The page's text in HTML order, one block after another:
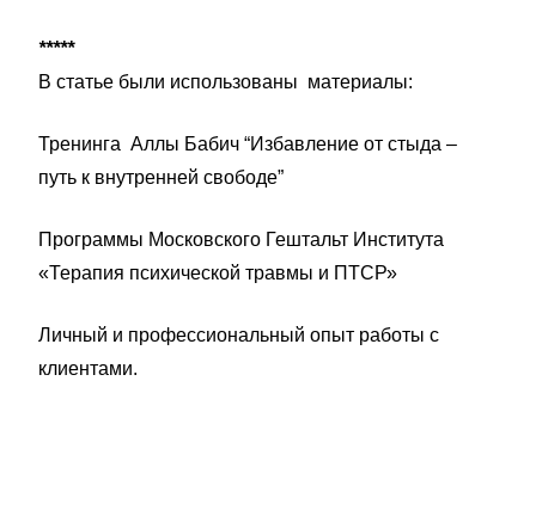
*****
В статье были использованы материалы:
Тренинга Аллы Бабич “Избавление от стыда –
путь к внутренней свободе”
Программы Московского Гештальт Института
«Терапия психической травмы и ПТСР»
Личный и профессиональный опыт работы с
клиентами.